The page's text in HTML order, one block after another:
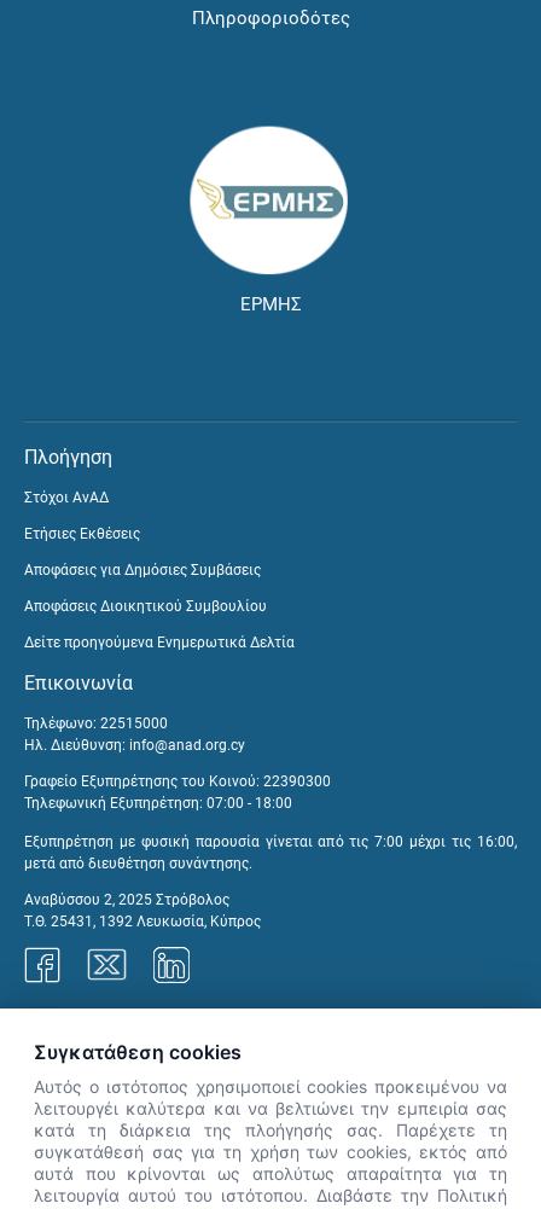
Πληροφοριοδότες
ΕΡΜΗΣ
Πλοήγηση
Στόχοι ΑνΑΔ
Ετήσιες Εκθέσεις
Αποφάσεις για Δημόσιες Συμβάσεις
Αποφάσεις Διοικητικού Συμβουλίου
Δείτε προηγούμενα Ενημερωτικά Δελτία
Επικοινωνία
Τηλέφωνο: 22515000
Ηλ. Διεύθυνση: info@anad.org.cy
Γραφείο Εξυπηρέτησης του Κοινού: 22390300
Τηλεφωνική Εξυπηρέτηση: 07:00 - 18:00
Εξυπηρέτηση με φυσική παρουσία γίνεται από τις 7:00 μέχρι τις 16:00,
μετά από διευθέτηση συνάντησης.
Αναβύσσου 2, 2025 Στρόβολος
Τ.Θ. 25431, 1392 Λευκωσία, Κύπρος
👋 Καλώς ήρθες! Είμαι η Νόησις.
Πες μου πώς μπορώ να σε βοηθήσω
Συγκατάθεση cookies
Αυτός ο ιστότοπος χρησιμοποιεί cookies προκειμένου να
λειτουργέι καλύτερα και να βελτιώνει την εμπειρία σας
κατά τη διάρκεια της πλοήγησής σας. Παρέχετε τη
συγκατάθεσή σας για τη χρήση των cookies, εκτός από
αυτά που κρίνονται ως απολύτως απαραίτητα για τη
λειτουργία αυτού του ιστότοπου. Διαβάστε την Πολιτική